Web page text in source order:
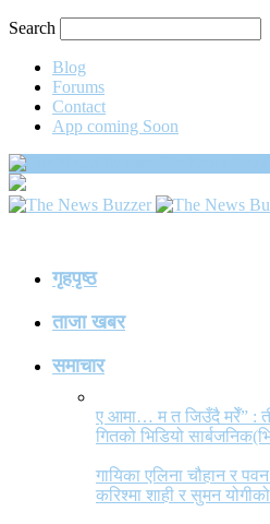
Search
Blog
Forums
Contact
App coming Soon
गृहपृष्ठ
ताजा खबर
समाचार
ए आमा… म त जिउँदै मरेँ” :
गितको भिडियो
गायिका एलिना चौहान र
करिश्मा शाही र सुमन